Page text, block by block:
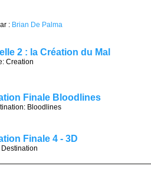
: Brian De Palma
2 : la Création du Mal
Creation
Finale Bloodlines
Bloodlines
Finale 4 - 3D